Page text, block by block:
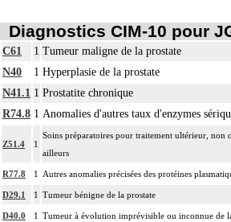
Diagnostics CIM-10 pour
C61 1 Tumeur maligne de la prostate
N40
1 Hyperplasie de la prostate
N41.1 1 Prostatite chronique
R74.8 1 Anomalies d'autres taux d'enzymes
Z51.4 1
Soins préparatoires pour traitement ultérieur, non
ailleurs
R77.8 1 Autres anomalies précisées des protéines
D29.1 1 Tumeur bénigne de la prostate
D40.0 1 Tumeur à évolution imprévisible ou inconnue de